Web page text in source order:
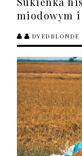
miodowym
DYEDBLONDE